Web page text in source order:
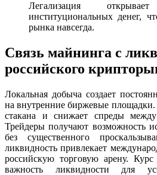
Легализация
институциональных денег,
рынка навсегда.
Связь майнинга с
российского
Локальная добыча создает
на внутренние биржевые площадки.
стакана и снижает спреды
Трейдеры получают возможность
без существенного
ликвидность привлекает
российскую торговую арену.
важность ликвидности для